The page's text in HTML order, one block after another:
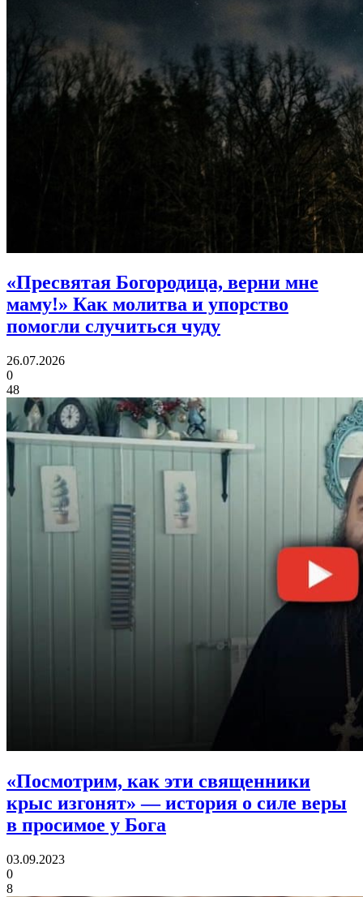
«Пресвятая Богородица, верни мне
маму!» Как молитва и упорство
помогли случиться чуду
26.07.2026
0
48
«Посмотрим, как эти священники
крыс изгонят»— история о силе веры
в просимое у Бога
03.09.2023
0
8